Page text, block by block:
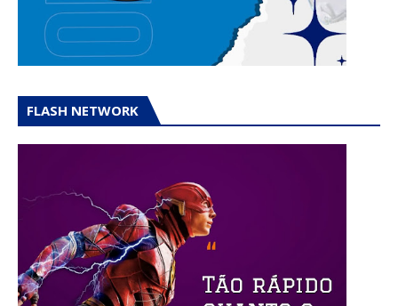
FLASH NETWORK